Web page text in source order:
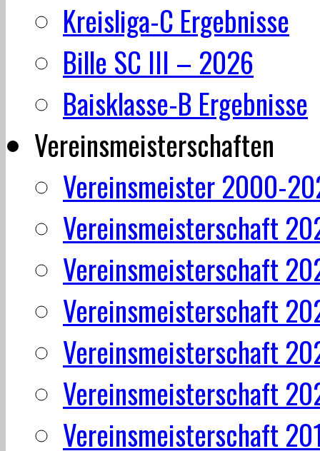
Kreisliga-C Ergebnisse
Bille SC III – 2026
Baisklasse-B Ergebnisse
Vereinsmeisterschaften
Vereinsmeister 2000-
Vereinsmeisterschaft
Vereinsmeisterschaft
Vereinsmeisterschaft
Vereinsmeisterschaft
Vereinsmeisterschaft
Vereinsmeisterschaft